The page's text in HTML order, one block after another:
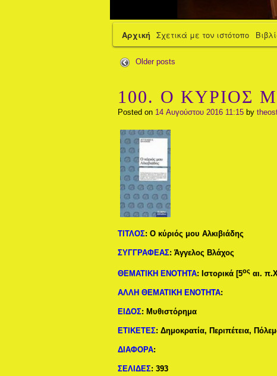
Αρχική Σχετικά με τον ιστότοπο
Older posts
100. Ο ΚΥΡΙΟΣ
Posted on 14 Αυγούστου 2016 11:15 by
ΤΙΤΛΟΣ: Ο κύριός μου Αλκιβιάδης
ΣΥΓΓΡΑΦΕΑΣ: Άγγελος Βλάχος
ΘΕΜΑΤΙΚΗ ΕΝΟΤΗΤΑ: Ιστορικά [5ος αι.
ΑΛΛΗ ΘΕΜΑΤΙΚΗ ΕΝΟΤΗΤΑ:
ΕΙΔΟΣ: Μυθιστόρημα
ΕΤΙΚΕΤΕΣ:Δημοκρατία, Περιπέτεια,
ΔΙΑΦΟΡΑ:
ΣΕΛΙΔΕΣ:393